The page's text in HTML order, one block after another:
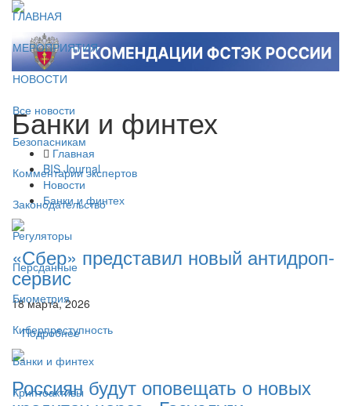
ГЛАВНАЯ
МЕРОПРИЯТИЯ
НОВОСТИ
Все новости
Безопасникам
Комментарии экспертов
Законодательство
Регуляторы
Персданные
Биометрия
Киберпреступность
Банки и финтех
Криптоактивы
Банки и финтех
Главная
BIS Journal
Новости
Банки и финтех
«Сбер» представил новый антидроп-
сервис
18 марта, 2026
Подробнее
Россиян будут оповещать о новых